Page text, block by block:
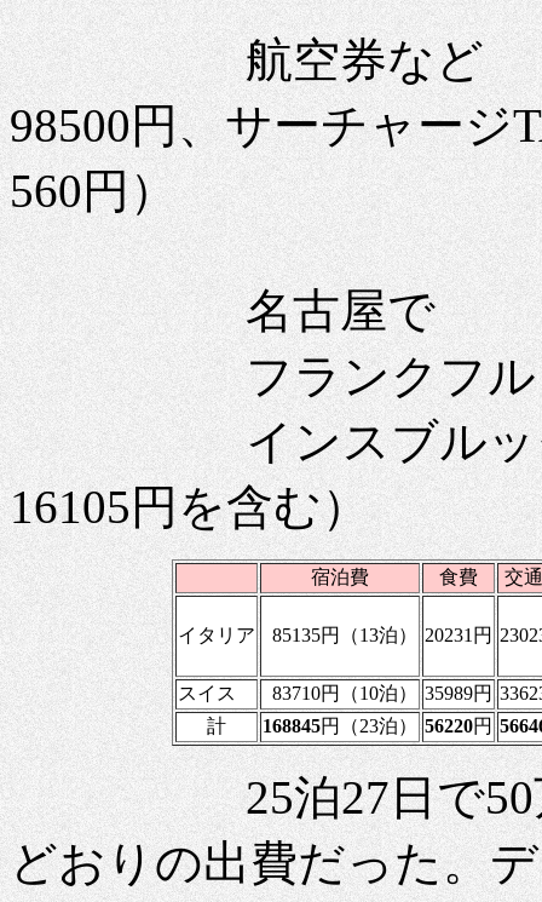
航空券な
98500円、サーチャージ
560円）
名古屋で
フランクフル
インスブルック
16105円を含む）
宿泊費 食費 交
イタリア 85135円（13泊） 20231円
スイス 83710円（10泊） 35989円
計
168845円（23泊） 56220円
25泊27日で50万円
どおりの出費だった。